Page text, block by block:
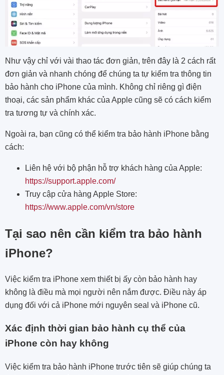
Như vậy chỉ với vài thao tác đơn giản, trên đây là 2 cách rất
đơn giản và nhanh chóng để chúng ta tự kiểm tra thông tin
bảo hành cho iPhone của mình. Không chỉ riêng gì điện
thoại, các sản phẩm khác của Apple cũng sẽ có cách kiểm
tra tương tự và chính xác.
Ngoài ra, bạn cũng có thể kiểm tra bảo hành iPhone bằng
cách:
Liên hệ với bộ phận hỗ trợ khách hàng của Apple:
https://support.apple.com/
Truy cập cửa hàng Apple Store:
https://www.apple.com/vn/store
Tại sao nên cần kiểm tra bảo hành
iPhone?
Việc kiểm tra iPhone xem thiết bị ấy còn bảo hành hay
không là điều mà mọi người nên nắm được. Điều này áp
dụng đối với cả iPhone mới nguyên seal và iPhone cũ.
Xác định thời gian bảo hành cụ thể của
iPhone còn hay không
Việc kiểm tra bảo hành iPhone trước tiên sẽ giúp chúng ta